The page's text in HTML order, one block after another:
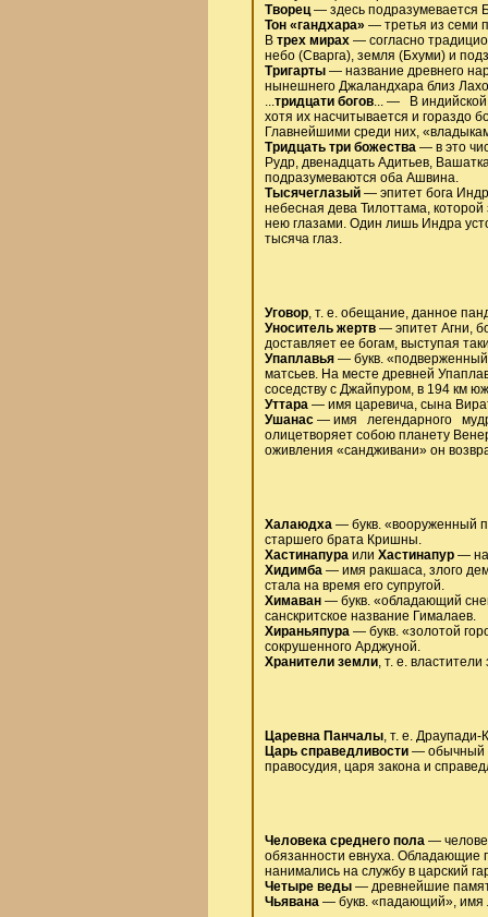
Творец— здесь подразумевается
Тон «гандхара» — третья из семи
В трех мирах— согласно
небо (Сварга), земля (Бхуми) и
Тригарты— название древнего
нынешнего Джаландхара близ
...тридцати богов... — В индийской
хотя их насчитывается и гораздо
Главнейшими среди них,
Тридцать три божества— в это
Рудр, двенадцать Адитьев,
подразумеваются оба Ашвина.
Тысячеглазый— эпитет бога
небесная дева Тилоттама,
нею глазами. Один лишь Индра
тысяча глаз.
Уговор, т. е. обещание, данное
Уноситель жертв— эпитет Агни,
доставляет ее богам, выступая
Упаплавья— букв. «подверженный
матсьев. На месте древней
соседству с Джайпуром, в 194 км
Уттара— имя царевича, сына
Ушанас— имя легендарного
олицетворяет собою планету
оживления «сандживани» он
Халаюдха— букв. «вооруженный
старшего брата Кришны.
Хастинапураили Хастинапур—
Хидимба — имя ракшаса, злого
стала на время его супругой.
Химаван— букв. «обладающий
санскритское название Гималаев.
Хираньяпура— букв. «золотой
сокрушенного Арджуной.
Хранители земли, т. е.
Царевна Панчалы, т. е.
Царь справедливости— обычный
правосудия, царя закона и
Человека среднего пола—
обязанности евнуха. Обладающие
нанимались на службу в царский
Четыре веды— древнейшие
Чьявана— букв. «падающий», имя